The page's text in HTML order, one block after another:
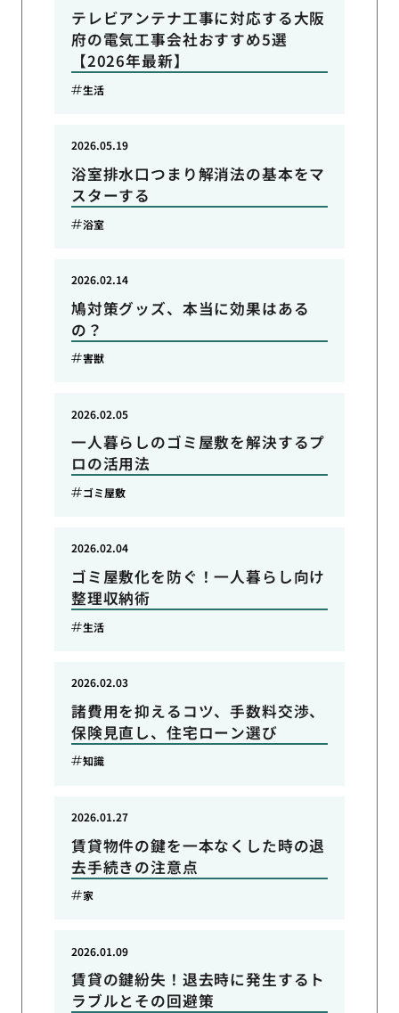
テレビアンテナ工事に対応する大阪
府の電気工事会社おすすめ5選
【2026年最新】
生活
浴室排水口つまり解消法の基本をマ
スターする
2026.05.19
浴室
鳩対策グッズ、本当に効果はある
の？
2026.02.14
害獣
一人暮らしのゴミ屋敷を解決するプ
ロの活用法
2026.02.05
ゴミ屋敷
ゴミ屋敷化を防ぐ！一人暮らし向け
整理収納術
2026.02.04
生活
諸費用を抑えるコツ、手数料交渉、
保険見直し、住宅ローン選び
2026.02.03
知識
賃貸物件の鍵を一本なくした時の退
去手続きの注意点
2026.01.27
家
賃貸の鍵紛失！退去時に発生するト
ラブルとその回避策
2026.01.09